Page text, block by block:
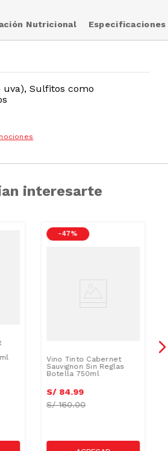
Nutricional Especificaciones
uva), Sulfitos como
interesarte
-47 %
Vino Tinto Cabernet
Sauvignon Sin Reglas
Botella 750ml
S/ 84.99
S/160.00